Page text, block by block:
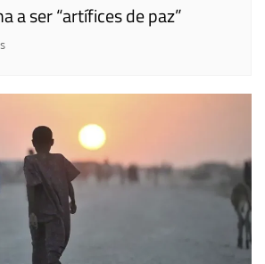
a ser “artífices de paz”